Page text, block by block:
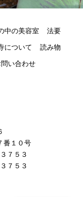
中の美容室 法要
について 読み物
問い合わせ
番１０号
７５３
７５３